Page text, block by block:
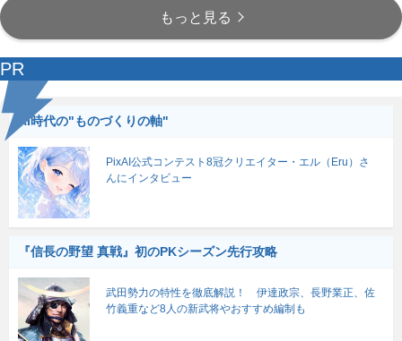
もっと見る
PR
AI時代の"ものづくりの軸"
PixAI公式コンテスト8冠クリエイター・エル（Eru）さ
んにインタビュー
『信長の野望 真戦』初のPKシーズン先行攻略
武田勢力の特性を徹底解説！ 伊達政宗、長野業正、佐
竹義重など8人の新武将やおすすめ編制も